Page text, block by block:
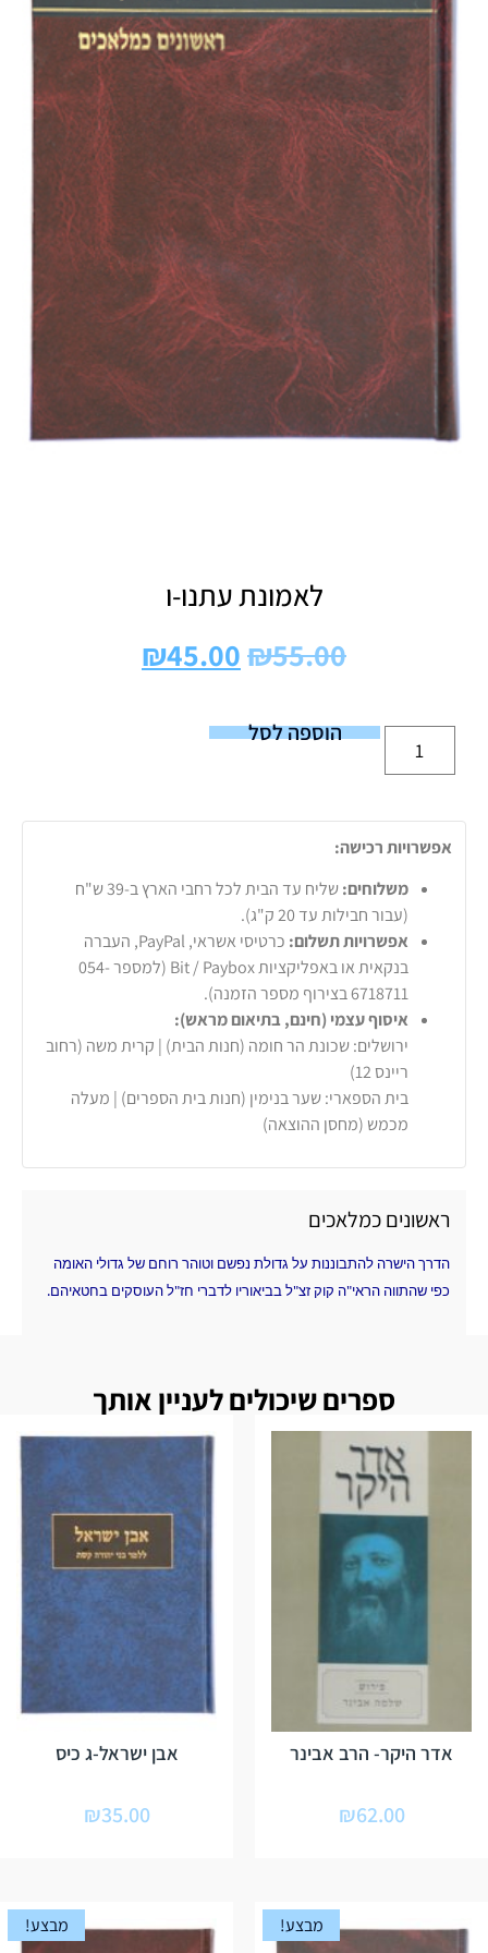
לאמונת עתנו-ו
₪55.00
₪45.00
הוספה לסל
אפשרויות רכישה:
משלוחים:
שליח עד הבית לכל רחבי הארץ ב-39 ש"ח
(עבור חבילות עד 20 ק"ג).
אפשרויות תשלום:
כרטיסי אשראי, PayPal, העברה
בנקאית או באפליקציות Bit / Paybox (למספר 054-
6718711 בצירוף מספר הזמנה).
איסוף עצמי (חינם, בתיאום מראש):
ירושלים: שכונת הר חומה (חנות הבית) | קרית משה (רחוב
ריינס 12)
בית הספארי: שער בנימין (חנות בית הספרים) | מעלה
מכמש (מחסן ההוצאה)
ראשונים כמלאכים
הדרך הישרה להתבוננות על גדולת נפשם וטוהר רוחם של גדולי האומה
כפי שהתווה הראי"ה קוק זצ"ל בביאוריו לדברי חז"ל העוסקים בחטאיהם.
ספרים שיכולים לעניין אותך
אדר היקר- הרב אבינר
₪62.00
אבן ישראל-ג כיס
₪35.00
מבצע! מבצע!